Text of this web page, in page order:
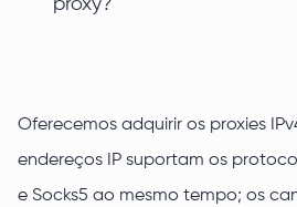
proxy?
Oferecemos adquirir os proxies
endereços IP suportam os
e Socks5 ao mesmo tempo; os